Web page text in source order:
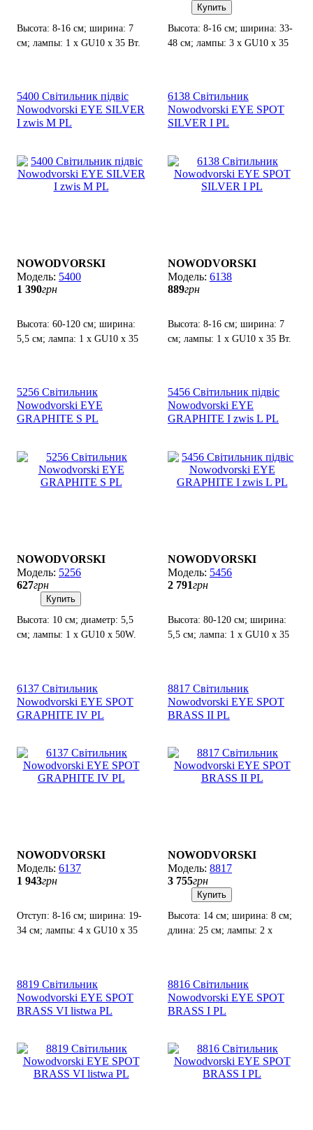
Высота: 8-16 см; ширина: 7
см; лампы: 1 x GU10 х 35 Вт.
Купить
Высота: 8-16 см; ширина: 33-
48 см; лампы: 3 x GU10 х 35
5400 Світильник підвіс
Nowodvorski EYE SILVER
I zwis M PL
NOWODVORSKI
5400
1 390грн
Высота: 60-120 см; ширина:
5,5 см; лампа: 1 х GU10 х 35
6138 Світильник
Nowodvorski EYE SPOT
SILVER I PL
NOWODVORSKI
6138
889грн
Высота: 8-16 см; ширина: 7
см; лампы: 1 x GU10 х 35 Вт.
5256 Світильник
Nowodvorski EYE
GRAPHITE S PL
NOWODVORSKI
5256
627грн
Купить
Высота: 10 см; диаметр: 5,5
см; лампы: 1 х GU10 х 50W.
5456 Світильник підвіс
Nowodvorski EYE
GRAPHITE I zwis L PL
NOWODVORSKI
5456
2 791грн
Высота: 80-120 см; ширина:
5,5 см; лампа: 1 х GU10 х 35
6137 Світильник
Nowodvorski EYE SPOT
GRAPHITE IV PL
NOWODVORSKI
6137
1 943грн
Отступ: 8-16 см; ширина: 19-
34 см; лампы: 4 x GU10 х 35
8817 Світильник
Nowodvorski EYE SPOT
BRASS II PL
NOWODVORSKI
8817
3 755грн
Купить
Высота: 14 см; ширина: 8 см;
длина: 25 см; лампы: 2 x
8819 Світильник
Nowodvorski EYE SPOT
BRASS VI listwa PL
8816 Світильник
Nowodvorski EYE SPOT
BRASS I PL